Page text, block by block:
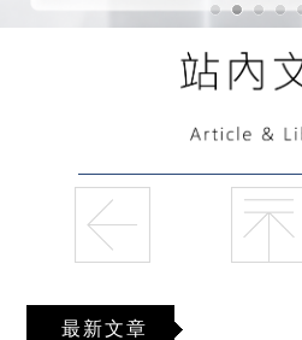
最新文章